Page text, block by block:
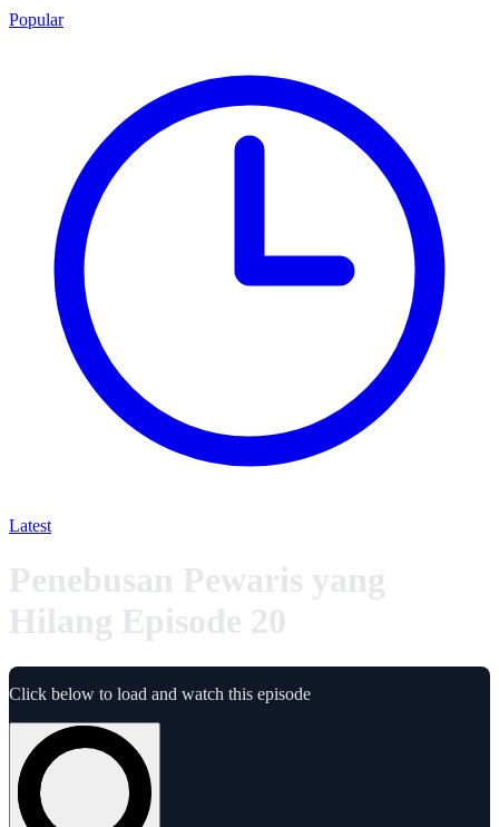
Popular
Latest
Penebusan Pewaris yang
Hilang Episode 20
Click below to load and watch this episode